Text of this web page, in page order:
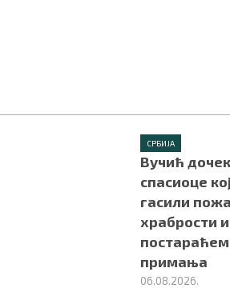
СРБИЈА
Вучић
спасиоце
гасили
храбрости
примања
06.08.2026.